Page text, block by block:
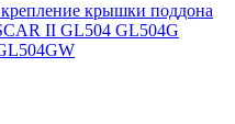
крышки поддона
II GL504 GL504G